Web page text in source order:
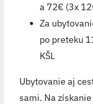
a 72€ (3x
Za
po preteku
KŠL
Ubytovanie aj
sami. Na